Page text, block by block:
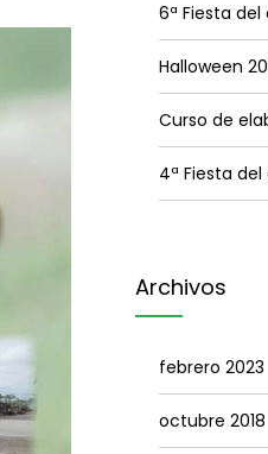
6ª Fiesta del
Halloween
Curso de
4ª Fiesta
Archivos
febrero 2023
octubre 2018